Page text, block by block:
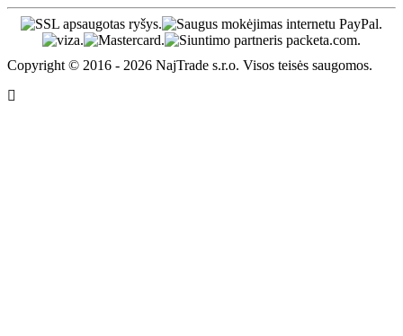
Copyright © 2016 - 2026 NajTrade s.r.o. Visos teisės saugomos.